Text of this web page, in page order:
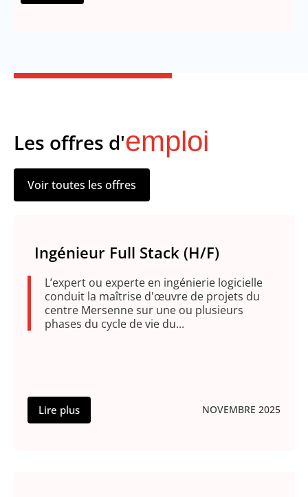
Les offres d'emploi
Voir toutes les offres
Ingénieur Full Stack (H/F)
L’expert ou experte en ingénierie logicielle
conduit la maîtrise d'œuvre de projets du
centre Mersenne sur une ou plusieurs
phases du cycle de vie du...
Lire plus NOVEMBRE 2025